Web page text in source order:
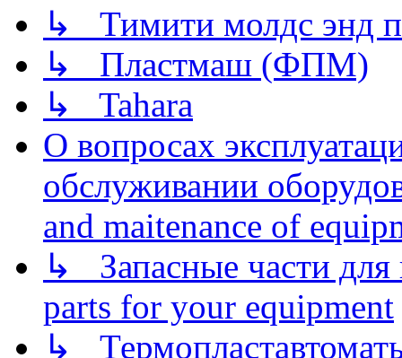
↳ Тимити молдс энд
↳ Пластмаш (ФПМ)
↳ Tahara
О вопросах
обслуживании
and maitenance of
↳ Запасные части для
parts for your equipment
↳